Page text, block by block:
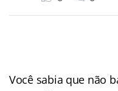
Você sabia que não